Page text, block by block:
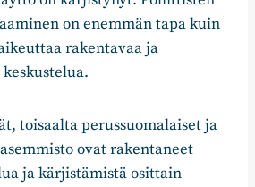
on enemmän tapa kuin
rakentavaa ja
toisaalta perussuomalaiset ja
ovat rakentaneet
ja kärjistämistä osittain